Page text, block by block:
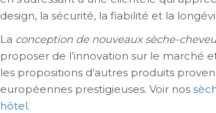
design, la sécurité, la fiabilité et la
La conception de nouveaux sèche-
proposer de l’innovation sur le marché
les propositions d’autres produits
européennes prestigieuses. Voir nos
hôtel.